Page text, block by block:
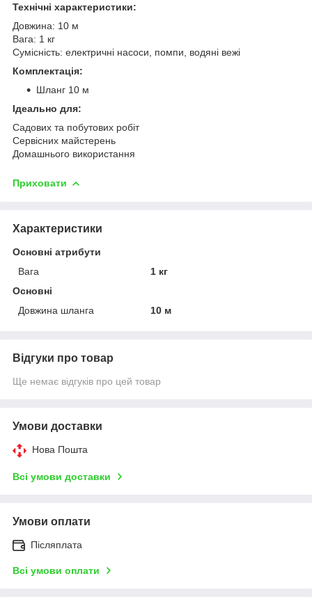
Технічні характеристики:
Довжина: 10 м
Вага: 1 кг
Сумісність: електричні насоси, помпи, водяні вежі
Комплектація:
Шланг 10 м
Ідеально для:
Садових та побутових робіт
Сервісних майстерень
Домашнього використання
Приховати
Характеристики
Основні атрибути
Вага
1 кг
Основні
Довжина шланга
10 м
Відгуки про товар
Ще немає відгуків про цей товар
Умови доставки
Нова Пошта
Всі умови доставки
Умови оплати
Післяплата
Всі умови оплати